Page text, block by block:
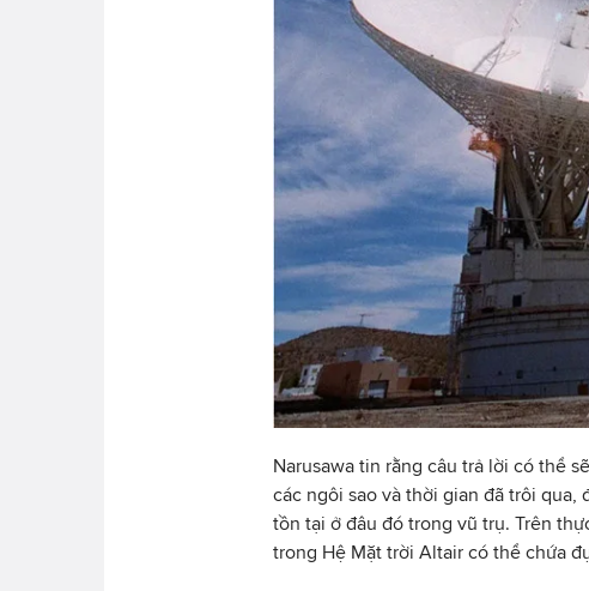
Narusawa tin rằng câu trả lời có thể
các ngôi sao và thời gian đã trôi
tồn tại ở đâu đó trong vũ trụ. Trên
trong Hệ Mặt trời Altair có thể chứa